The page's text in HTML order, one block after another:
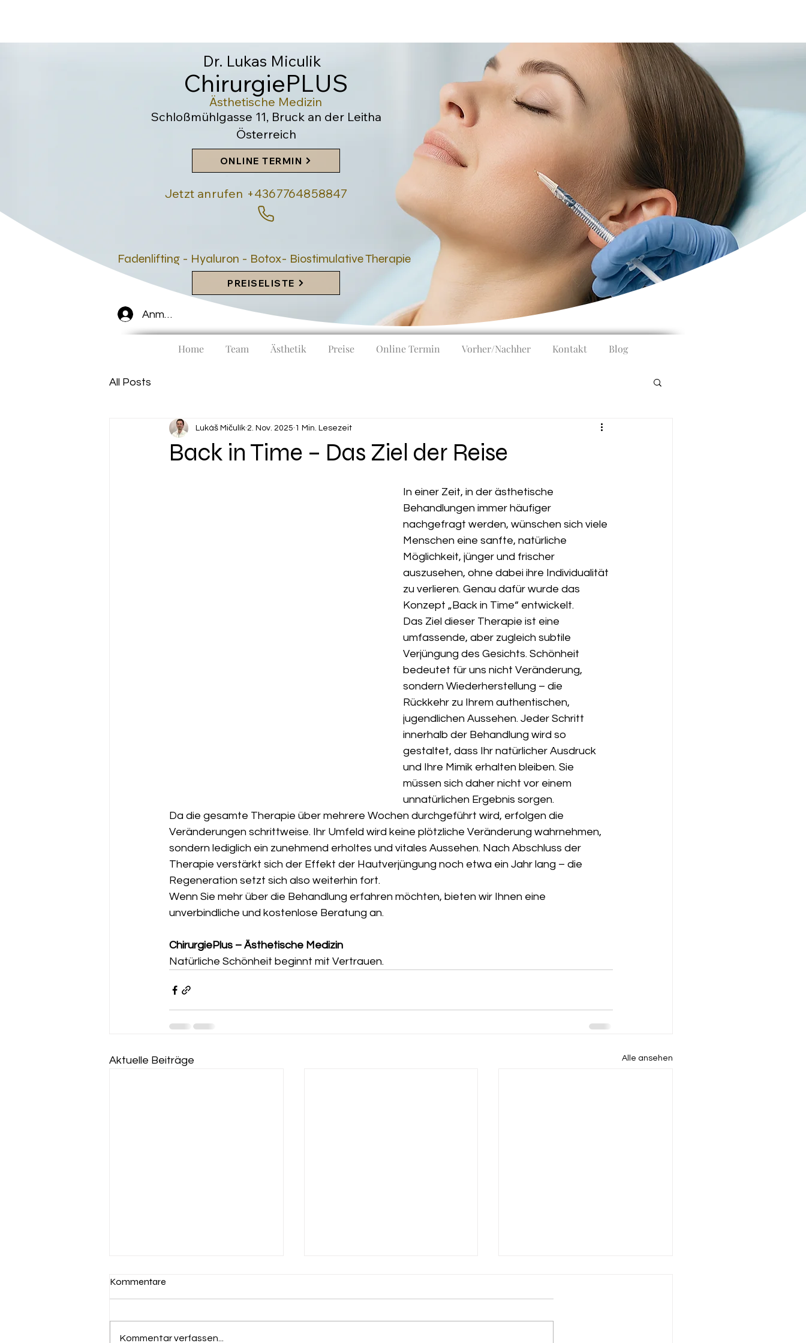
Dr. Lukas Miculik
ChirurgiePLUS
Ästhetische Medizin
Schloßmühlgasse 11, Bruck an der Leitha
Österreich
ONLINE TERMIN
Jetzt anrufen +4367764858847
Fadenlifting - Hyaluron - Botox- Biostimulative Therapie
PREISELISTE
Anmelden
Home Team Ästhetik Preise Online Termin Vorher/Nachher Kontakt Blog
All Posts
Back in Time – Das Ziel der Reise
Lukáš Mičulík 2. Nov. 2025 1 Min. Lesezeit
In einer Zeit, in der ästhetische
Behandlungen immer häufiger
nachgefragt werden, wünschen sich viele
Menschen eine sanfte, natürliche
Möglichkeit, jünger und frischer
auszusehen, ohne dabei ihre Individualität
zu verlieren. Genau dafür wurde das
Konzept „Back in Time“ entwickelt.
Das Ziel dieser Therapie ist eine
umfassende, aber zugleich subtile
Verjüngung des Gesichts. Schönheit
bedeutet für uns nicht Veränderung,
sondern Wiederherstellung – die
Rückkehr zu Ihrem authentischen,
jugendlichen Aussehen. Jeder Schritt
innerhalb der Behandlung wird so
gestaltet, dass Ihr natürlicher Ausdruck
und Ihre Mimik erhalten bleiben. Sie
müssen sich daher nicht vor einem
unnatürlichen Ergebnis sorgen.
Da die gesamte Therapie über mehrere Wochen durchgeführt wird, erfolgen die
Veränderungen schrittweise. Ihr Umfeld wird keine plötzliche Veränderung wahrnehmen,
sondern lediglich ein zunehmend erholtes und vitales Aussehen. Nach Abschluss der
Therapie verstärkt sich der Effekt der Hautverjüngung noch etwa ein Jahr lang – die
Regeneration setzt sich also weiterhin fort.
Wenn Sie mehr über die Behandlung erfahren möchten, bieten wir Ihnen eine
unverbindliche und kostenlose Beratung an.
ChirurgiePlus – Ästhetische Medizin
Natürliche Schönheit beginnt mit Vertrauen.
Aktuelle Beiträge Alle ansehen
Kommentare
Kommentar verfassen...